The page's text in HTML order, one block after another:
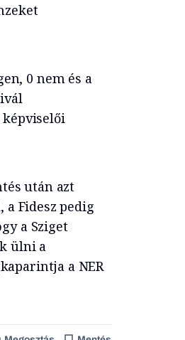
0 nem és a
képviselői
után azt
a Fidesz pedig
a Sziget
ülni a
a NER